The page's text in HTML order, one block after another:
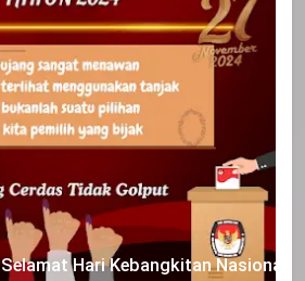
Selamat Hari Kebangkitan Nasional